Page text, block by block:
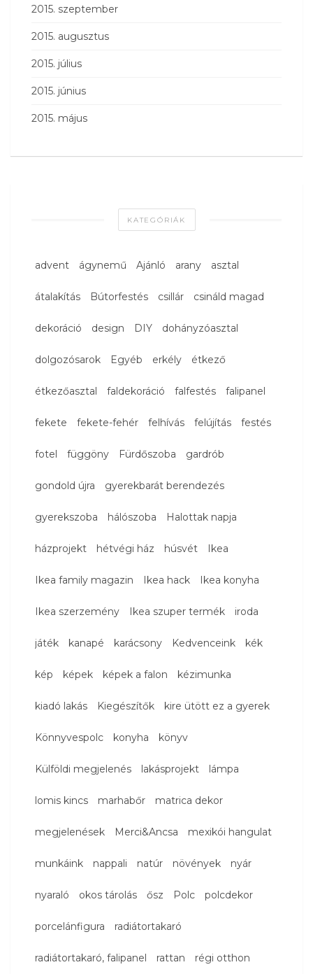
2015. szeptember
2015. augusztus
2015. július
2015. június
2015. május
KATEGÓRIÁK
advent ágynemű Ajánló arany asztal
átalakítás Bútorfestés csillár csináld magad
dekoráció design DIY dohányzóasztal
dolgozósarok Egyéb erkély étkező
étkezőasztal faldekoráció falfestés falipanel
fekete fekete-fehér felhívás felújítás festés
fotel függöny Fürdőszoba gardrób
gondold újra gyerekbarát berendezés
gyerekszoba hálószoba Halottak napja
házprojekt hétvégi ház húsvét Ikea
Ikea family magazin Ikea hack Ikea konyha
Ikea szerzemény Ikea szuper termék iroda
játék kanapé karácsony Kedvenceink kék
kép képek képek a falon kézimunka
kiadó lakás Kiegészítők kire ütött ez a gyerek
Könnyvespolc konyha könyv
Külföldi megjelenés lakásprojekt lámpa
lomis kincs marhabőr matrica dekor
megjelenések Merci&Ancsa mexikói hangulat
munkáink nappali natúr növények nyár
nyaraló okos tárolás ősz Polc polcdekor
porcelánfigura radiátortakaró
radiátortakaró, falipanel rattan régi otthon